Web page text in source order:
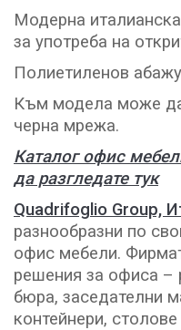
Модерна
за употреба на
Полиетиленов
Към модела може
черна мрежа.
Каталог офис
да разгледате тук
Quadrifoglio Group,
разнообразни по
офис мебели.
решения за офиса –
бюра, заседателни
контейнери,